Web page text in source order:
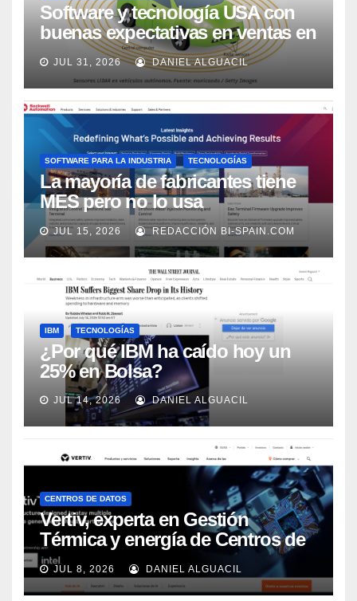
Software y tecnología USA con
buenas expectativas en ventas en
los próximos 2 años, según
Market Watch
JUL 31, 2026 DANIEL ALGUACIL
SOFTWARE PARA LA INDUSTRIA TECNOLOGÍAS
La mayoría de fabricantes tiene
MES pero no lo usa
adecuadamente, según Rockwell
Automation
JUL 15, 2026 REDACCIÓN BI-SPAIN.COM
IBM TECNOLOGÍAS
¿Por qué IBM ha caído hoy un
25% en Bolsa?
JUL 14, 2026 DANIEL ALGUACIL
CENTROS DE DATOS
Vertiv, experta en Gestión
Térmica y energía de Centros de
Datos, sigue su crecimiento
imparable
JUL 8, 2026 DANIEL ALGUACIL